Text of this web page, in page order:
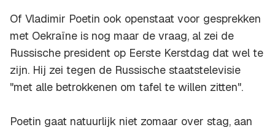
Of Vladimir Poetin ook openstaat voor gesprekken
met Oekraïne is nog maar de vraag, al zei de
Russische president op Eerste Kerstdag dat wel te
zijn. Hij zei tegen de Russische staatstelevisie
"met alle betrokkenen om tafel te willen zitten".
Poetin gaat natuurlijk niet zomaar over stag, aan